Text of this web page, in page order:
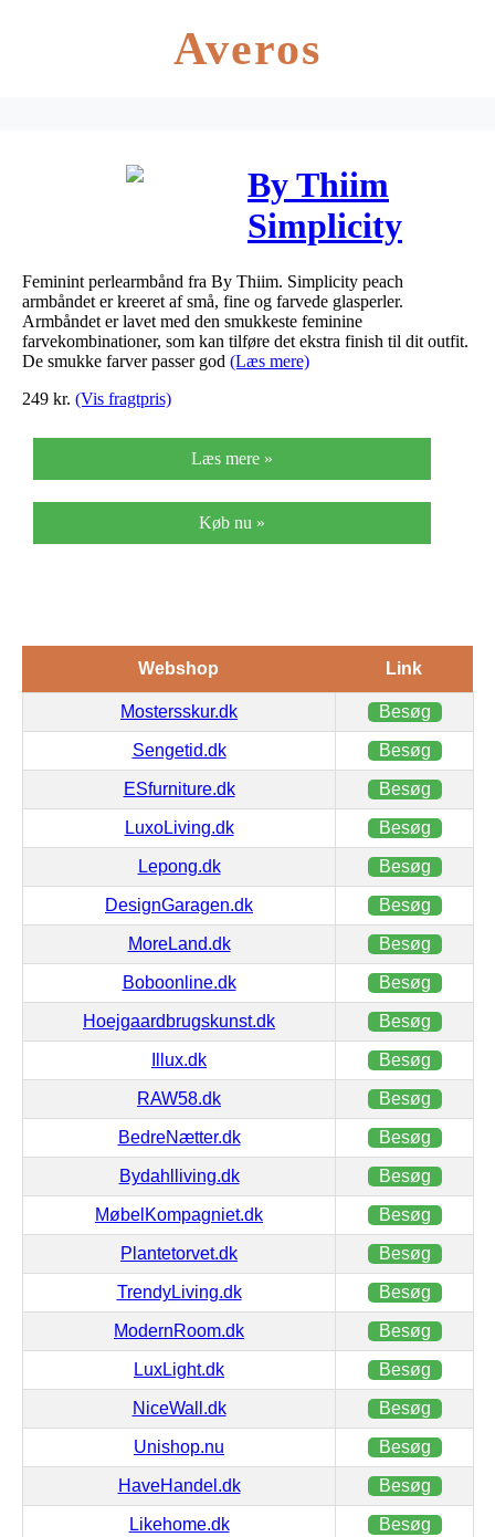
Averos
By Thiim
Simplicity
Peach
Armbånd
Feminint perlearmbånd fra By Thiim. Simplicity peach
armbåndet er kreeret af små, fine og farvede glasperler.
Armbåndet er lavet med den smukkeste feminine
farvekombinationer, som kan tilføre det ekstra finish til dit outfit.
De smukke farver passer god (Læs mere)
249 kr. (Vis fragtpris)
Læs mere »
Køb nu »
Webshop Link
Mostersskur.dk Besøg
Sengetid.dk Besøg
ESfurniture.dk Besøg
LuxoLiving.dk Besøg
Lepong.dk Besøg
DesignGaragen.dk Besøg
MoreLand.dk Besøg
Boboonline.dk Besøg
Hoejgaardbrugskunst.dk Besøg
Illux.dk Besøg
RAW58.dk Besøg
BedreNætter.dk Besøg
Bydahlliving.dk Besøg
MøbelKompagniet.dk Besøg
Plantetorvet.dk Besøg
TrendyLiving.dk Besøg
ModernRoom.dk Besøg
LuxLight.dk Besøg
NiceWall.dk Besøg
Unishop.nu Besøg
HaveHandel.dk Besøg
Likehome.dk Besøg